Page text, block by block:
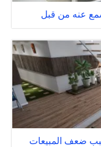
ضعف المبيعات